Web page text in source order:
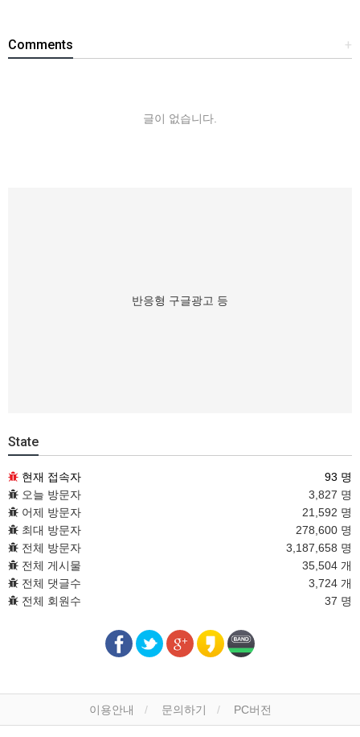
+
Comments
글이 없습니다.
반응형 구글광고 등
State
현재 접속자
93 명
오늘 방문자
3,827 명
어제 방문자
21,592 명
최대 방문자
278,600 명
전체 방문자
3,187,658 명
전체 게시물
35,504 개
전체 댓글수
3,724 개
전체 회원수
37 명
이용안내 문의하기 PC버전